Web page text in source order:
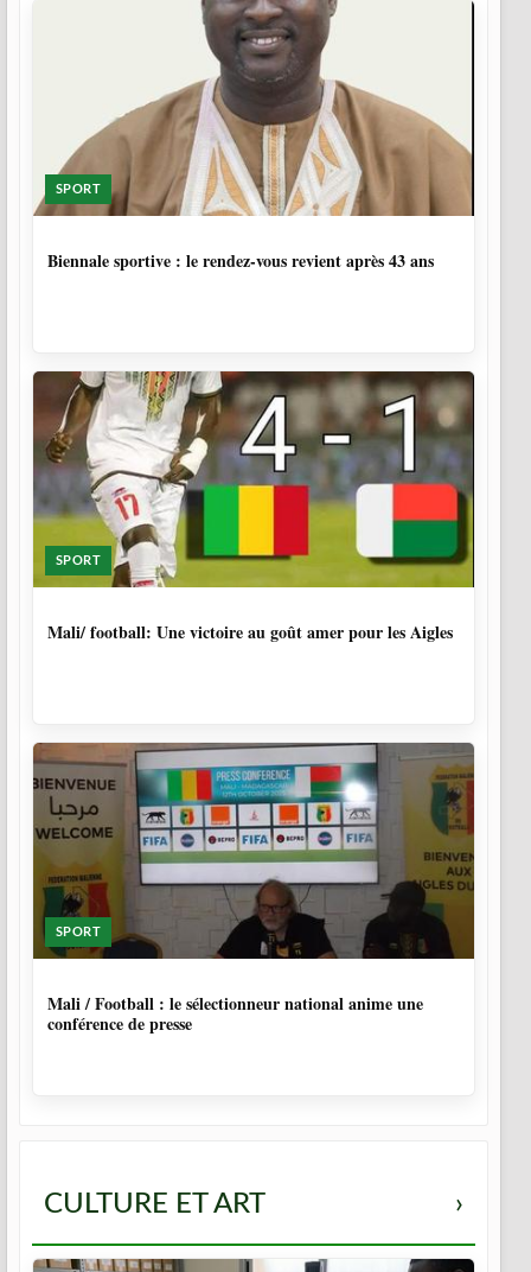
SPORT
Biennale sportive : le rendez-vous revient après 43 ans
SPORT
Mali/ football: Une victoire au goût amer pour les Aigles
SPORT
Mali / Football : le sélectionneur national anime une
conférence de presse
CULTURE ET ART ›